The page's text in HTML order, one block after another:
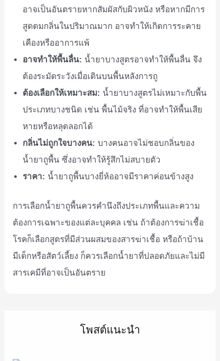
อาจเป็นอันตรายหากสัมผัสกับผิวหนัง หรือหากมีการ
สูดดมกลิ่นในปริมาณมาก อาจทำให้เกิดการระคาย
เคืองหรืออาการแพ้
อาจทำให้พื้นลื่น: น้ำยาบางสูตรอาจทำให้พื้นลื่น จึง
ต้องระมัดระวังเมื่อเดินบนพื้นหลังการถู
ต้องเลือกให้เหมาะสม: น้ำยาบางสูตรไม่เหมาะกับพื้น
ประเภทบางชนิด เช่น พื้นไม้จริง ที่อาจทำให้พื้นเสีย
หายหรือหลุดลอกได้
กลิ่นไม่ถูกใจบางคน: บางคนอาจไม่ชอบกลิ่นของ
น้ำยาถูพื้น ซึ่งอาจทำให้รู้สึกไม่สบายตัว
ราคา: น้ำยาถูพื้นบางยี่ห้ออาจมีราคาค่อนข้างสูง
การเลือกน้ำยาถูพื้นควรคำนึงถึงประเภทพื้นและความ
ต้องการเฉพาะของแต่ละบุคคล เช่น ถ้าต้องการฆ่าเชื้อ
โรคก็เลือกสูตรที่มีส่วนผสมของสารฆ่าเชื้อ หรือถ้าบ้าน
มีเด็กหรือสัตว์เลี้ยง ก็ควรเลือกน้ำยาที่ปลอดภัยและไม่มี
สารเคมีที่อาจเป็นอันตราย
โพสต์แนะนำ